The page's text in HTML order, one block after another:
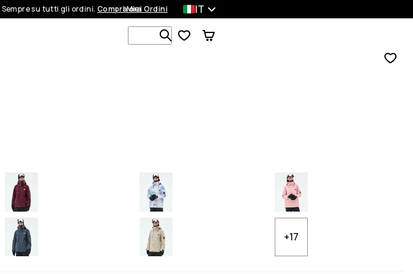
Sempre su tutti gli ordini. Compra oraI Miei Ordini IT
Cerca tra 1 000+ prodotti
+17